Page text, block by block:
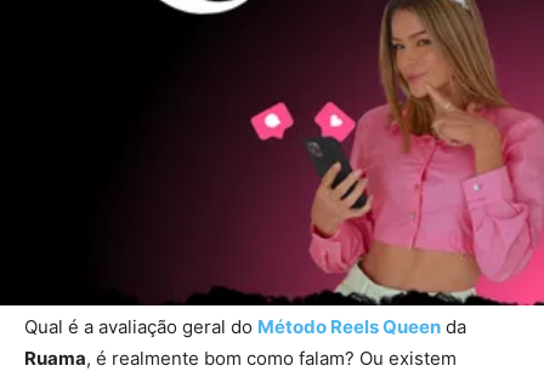
Qual é a avaliação geral do Método Reels Queen da
Ruama, é realmente bom como falam? Ou existem